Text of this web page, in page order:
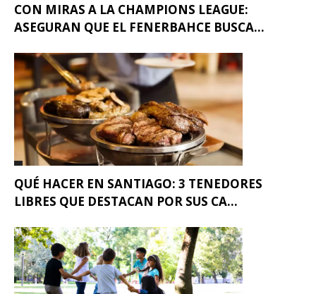
CON MIRAS A LA CHAMPIONS LEAGUE:
ASEGURAN QUE EL FENERBAHCE BUSCA...
QUÉ HACER EN SANTIAGO: 3 TENEDORES
LIBRES QUE DESTACAN POR SUS CA...